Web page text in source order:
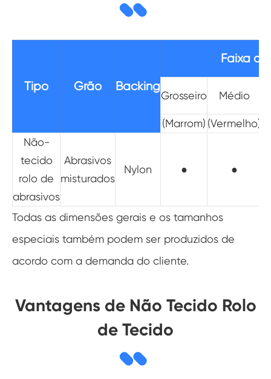
Tipo Grão Backing
Faixa
Grosseiro Médio
(Marrom) (Vermelho)
Não-
tecido
rolo de
abrasivos
Abrasivos
misturados
Nylon ● ●
Todas as dimensões gerais e os tamanhos
especiais também podem ser produzidos de
acordo com a demanda do cliente.
Vantagens de Não Tecido Rolo
de Tecido